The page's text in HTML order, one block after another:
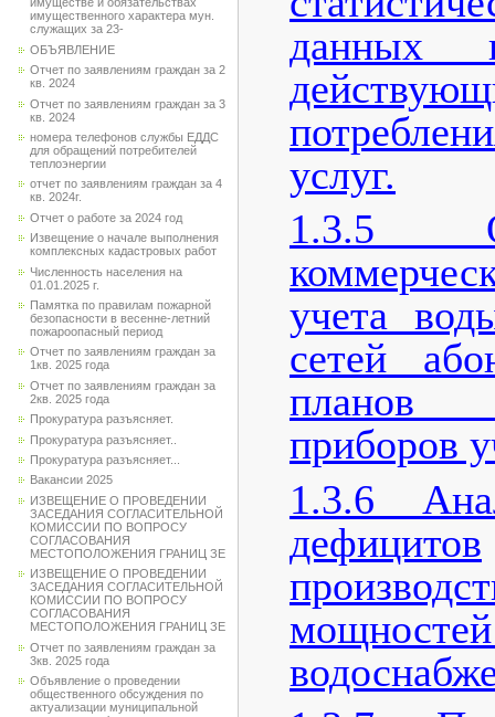
имуществе и обязательствах
имущественного характера мун.
служащих за 23-
ОБЪЯВЛЕНИЕ
Отчет по заявлениям граждан за 2
кв. 2024
Отчет по заявлениям граждан за 3
кв. 2024
номера телефонов службы ЕДДС
для обращений потребителей
теплоэнергии
отчет по заявлениям граждан за 4
кв. 2024г.
Отчет о работе за 2024 год
Извещение о начале выполнения
комплексных кадастровых работ
Численность населения на
01.01.2025 г.
Памятка по правилам пожарной
безопасности в весенне-летний
пожароопасный период
Отчет по заявлениям граждан за
1кв. 2025 года
Отчет по заявлениям граждан за
2кв. 2025 года
Прокуратура разъясняет.
Прокуратура разъясняет..
Прокуратура разъясняет...
Вакансии 2025
ИЗВЕЩЕНИЕ О ПРОВЕДЕНИИ
ЗАСЕДАНИЯ СОГЛАСИТЕЛЬНОЙ
КОМИССИИ ПО ВОПРОСУ
СОГЛАСОВАНИЯ
МЕСТОПОЛОЖЕНИЯ ГРАНИЦ ЗЕ
ИЗВЕЩЕНИЕ О ПРОВЕДЕНИИ
ЗАСЕДАНИЯ СОГЛАСИТЕЛЬНОЙ
КОМИССИИ ПО ВОПРОСУ
СОГЛАСОВАНИЯ
МЕСТОПОЛОЖЕНИЯ ГРАНИЦ ЗЕ
Отчет по заявлениям граждан за
3кв. 2025 года
Объявление о проведении
общественного обсуждения по
актуализации муниципальной
данных
услуг.
1.3.5
учета
сетей
планов
приборов
1.3.6
дефицитов